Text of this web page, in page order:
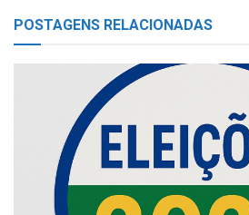
POSTAGENS RELACIONADAS